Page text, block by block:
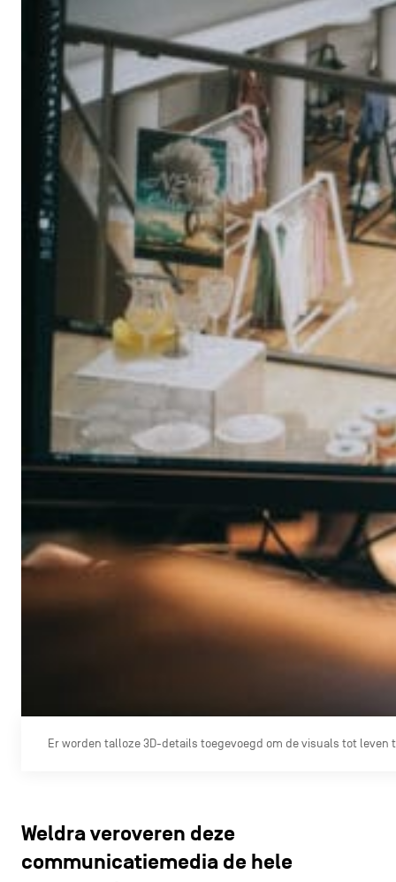
Er worden talloze 3D-details toegevoegd om de visuals tot leven
Weldra veroveren deze
communicatiemedia de hele